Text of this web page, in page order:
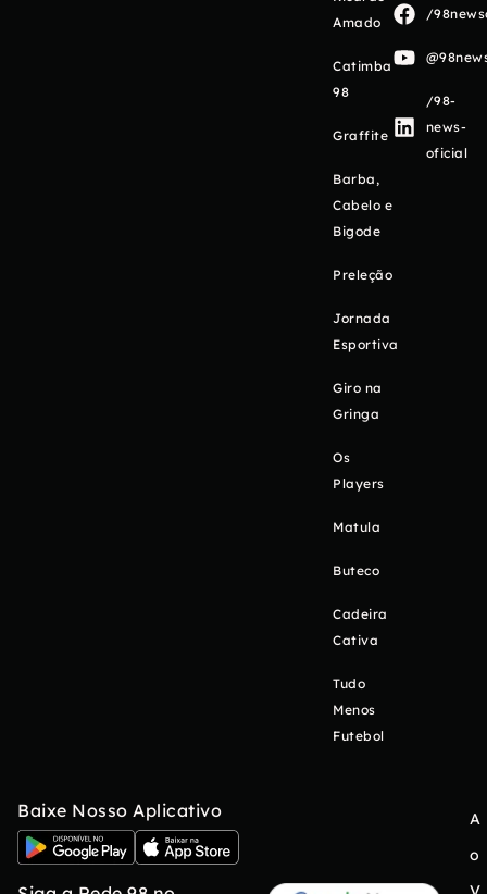
Amado
Catimba
98
Graffite
Barba,
Cabelo e
Bigode
Preleção
Jornada
Esportiva
Giro na
Gringa
Os
Players
Matula
Buteco
Cadeira
Cativa
Tudo
Menos
Futebol
/
/98-
news-
oficial
Baixe Nosso Aplicativo
A
o